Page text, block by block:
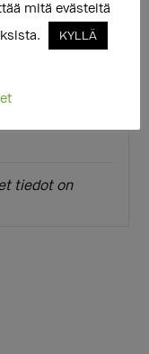
tiedot on
mitä evästeitä
KYLLÄ